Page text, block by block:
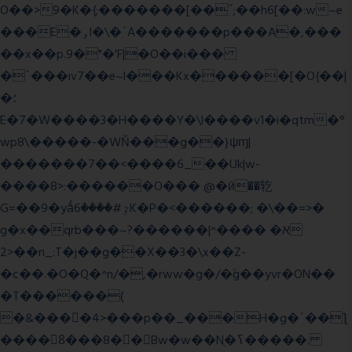
O��>9�K�{;�������[��˝;��h6[��:w~e
���E�ۅl�\�`A�������p���A�,���
��x��p.9�"�'F|�O��i���
�`���iv7��e~l���Kx������[�O{��|
�؛
E�7�W����3�H����Y�\l����v1�i�qtm�°
wp8\�����-�WŇ���g��}ψɱ|
�������7��<����6_��Uk|w-
����8>:������O��� @�ӣ��䢀
G=��9�yǻٷ#����6K�P�<������; �\��=>�
g�x��qrb���~א� ����^|������?
2>��n_:T�j��g��X��3�\x��Z-
�c��.�O�Q�^n/�,�rww�g�/�ۧg��yvr�ON��
�T������(
�&����4>���p��_���H�g�`��ƪ
����8َ���8� �󳳦Bw�w��Nֻ�ߖ�����.